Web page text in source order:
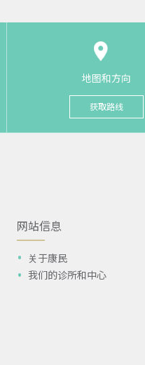
地图和方向
获取路线
网站信息
关于康民
我们的诊所和中心